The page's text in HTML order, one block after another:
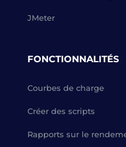
JMeter
FONCTIONNALITÉS
Courbes de charge
Créer des scripts
Rapports sur le